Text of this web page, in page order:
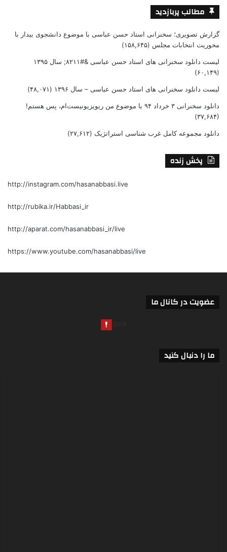
مطالب پربازدید
گزارش تصویری؛ سخنرانی استاد حسن عباسی با موضوع دانشجوی بیدار با
محوریت انتخابات مجلس (۱۵۸,۶۴۵)
لیست دانلود سخنرانی های استاد حسن عباسی &#۸۲۱۱; سال ۱۳۹۵
(۶۰,۱۴۹)
لیست دانلود سخنرانی های استاد حسن عباسی – سال ۱۳۹۶ (۴۸,۰۷۱)
دانلود سخنرانی ۳ خرداد ۹۴ با موضوع من ریویزیونیست‌ام، پس هستم!
(۳۷,۶۸۴)
دانلود مجموعه کامل غرب شناسی استراتژیک (۲۷,۶۱۲)
پخش زنده
http://instagram.com/hasanabbasi.live
http://rubika.ir/Habbasi_ir
http://aparat.com/hasanabbasi_ir/live
https://www.youtube.com/hasanabbasi/live
عضویت در کانال ما
ما را دنبال کنید